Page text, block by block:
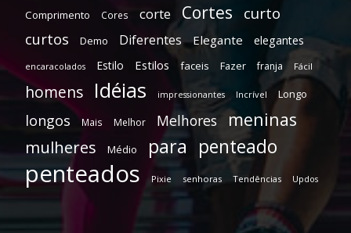
Comprimento Cores corte Cortes curto
curtos Demo Diferentes Elegante elegantes
encaracolados Estilo Estilos faceis Fazer franja Fácil
homens Idéias impressionantes Incrível Longo
longos Mais Melhor Melhores meninas
mulheres Médio para penteado
penteados Pixie senhoras Tendências Updos